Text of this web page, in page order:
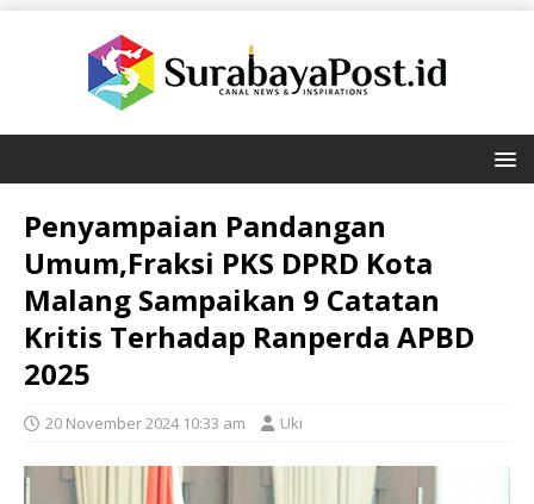
Penyampaian Pandangan
Umum,Fraksi PKS DPRD Kota
Malang Sampaikan 9 Catatan
Kritis Terhadap Ranperda APBD
2025
20 November 2024 10:33 am Uki